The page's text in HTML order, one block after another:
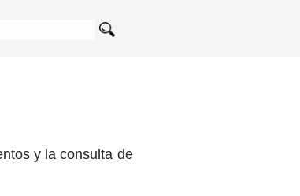
y la consulta de